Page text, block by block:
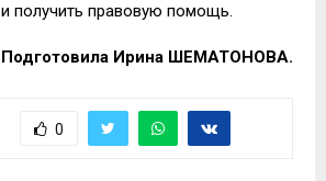
и получить правовую помощь.
Подготовила Ирина ШЕМАТОНОВА.
0